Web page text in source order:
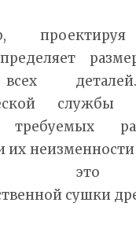
службы
требуемых
их
сушки